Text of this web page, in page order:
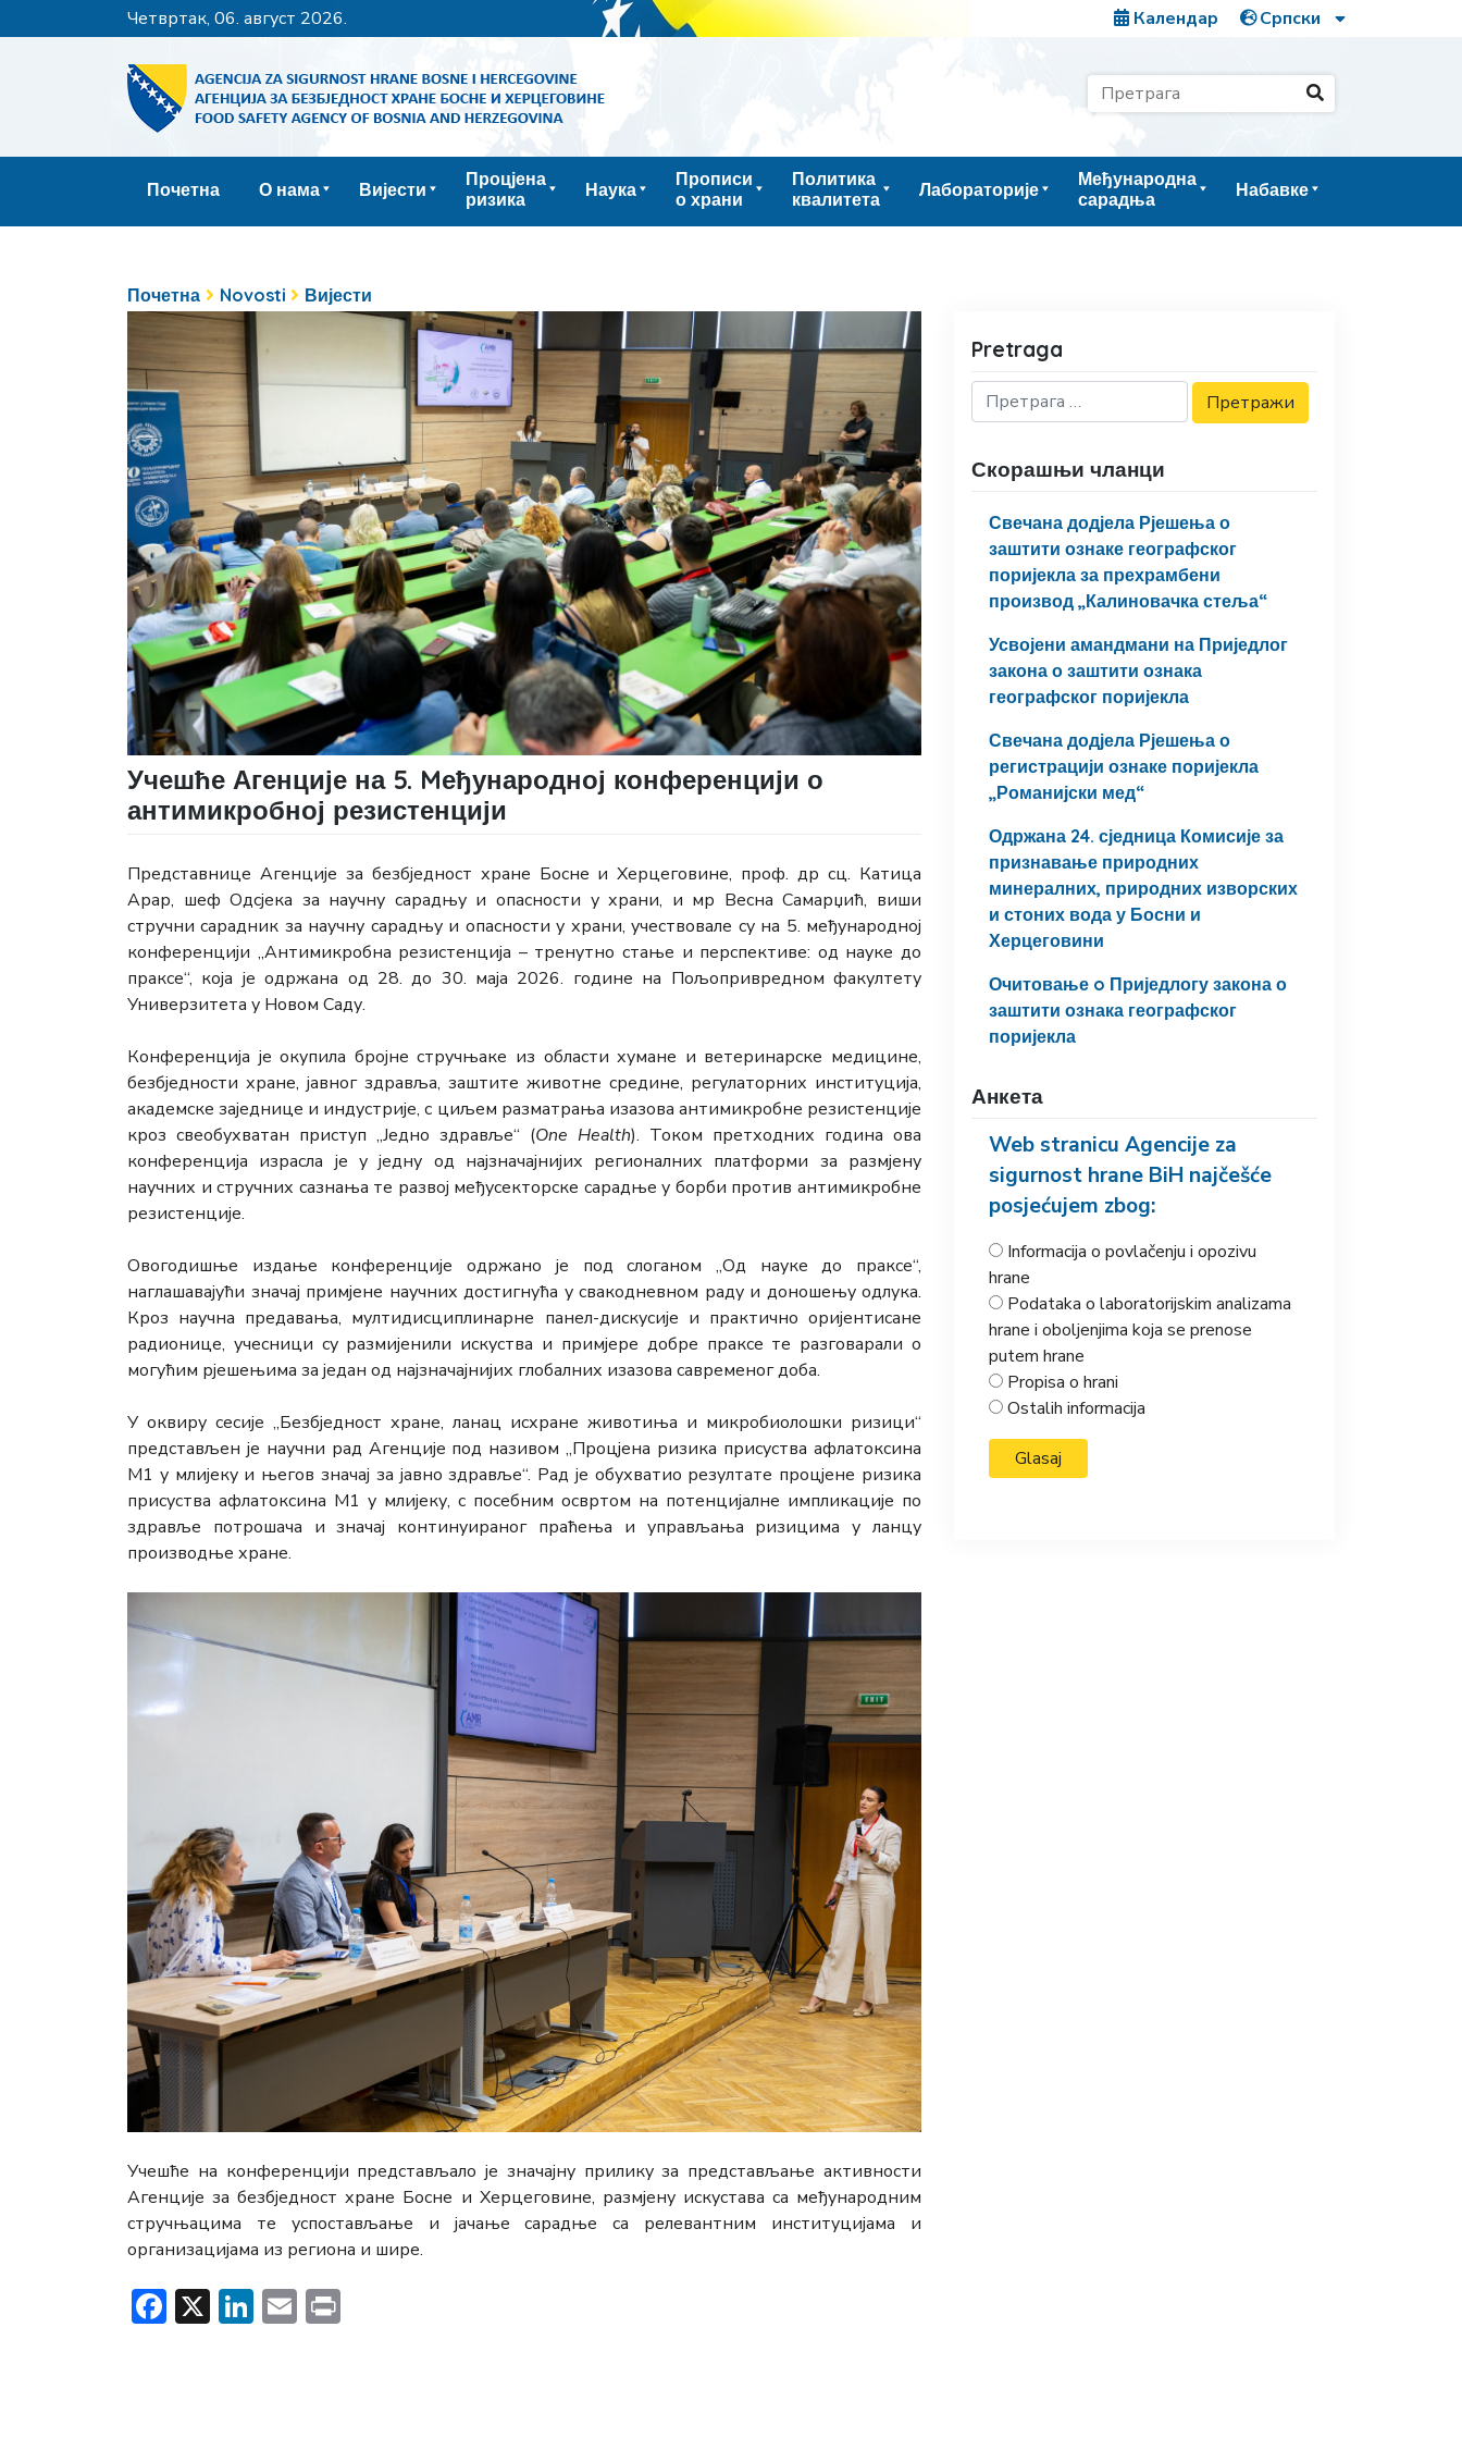
четвртак, 06. август 2026. Календар
Почетна О нама Вијести
Процјена
ризика
Наука
Прописи
о храни
Политика
квалитета
Лабораторије
Међународна
сарадња
Набавке
Почетна Novosti Вијести
Учешће Агенције на 5. Mеђународној конференцији о
антимикробној резистенцији
Представнице Агенције за безбједност хране Босне и Херцеговине, проф. др сц. Катица
Арар, шеф Одсјека за научну сарадњу и опасности у храни, и мр Весна Самарџић, виши
стручни сарадник за научну сарадњу и опасности у храни, учествовале су на 5. међународној
конференцији „Антимикробна резистенција – тренутно стање и перспективе: од науке до
праксе“, која је одржана од 28. до 30. маја 2026. године на Пољопривредном факултету
Универзитета у Новом Саду.
Конференција је окупила бројне стручњаке из области хумане и ветеринарске медицине,
безбједности хране, јавног здравља, заштите животне средине, регулаторних институција,
академске заједнице и индустрије, с циљем разматрања изазова антимикробне резистенције
кроз свеобухватан приступ „Једно здравље“ (One Health). Током претходних година ова
конференција израсла је у једну од најзначајнијих регионалних платформи за размјену
научних и стручних сазнања те развој међусекторске сарадње у борби против антимикробне
резистенције.
Овогодишње издање конференције одржано је под слоганом „Од науке до праксе“,
наглашавајући значај примјене научних достигнућа у свакодневном раду и доношењу одлука.
Кроз научна предавања, мултидисциплинарне панел-дискусије и практично оријентисане
радионице, учесници су размијенили искуства и примјере добре праксе те разговарали о
могућим рјешењима за један од најзначајнијих глобалних изазова савременог доба.
У оквиру сесије „Безбједност хране, ланац исхране животиња и микробиолошки ризици“
представљен је научни рад Агенције под називом „Процјена ризика присуства афлатоксина
М1 у млијеку и његов значај за јавно здравље“. Рад је обухватио резултате процјене ризика
присуства афлатоксина М1 у млијеку, с посебним освртом на потенцијалне импликације по
здравље потрошача и значај континуираног праћења и управљања ризицима у ланцу
производње хране.
Учешће на конференцији представљало је значајну прилику за представљање активности
Агенције за безбједност хране Босне и Херцеговине, размјену искустава са међународним
стручњацима те успостављање и јачање сарадње са релевантним институцијама и
организацијама из региона и шире.
Facebook
X LinkedIn
Email
Pretraga
Скорашњи чланци
Свечана додјела Рјешења о
заштити ознаке географског
поријекла за прехрамбени
производ „Калиновачка стеља“
Усвојени амандмани на Приједлог
закона о заштити ознака
географског поријекла
Свечана додјела Рјешења о
регистрацији ознаке поријекла
„Романијски мед“
Одржана 24. сједница Комисије за
признавање природних
минералних, природних изворских
и стоних вода у Босни и
Херцеговини
Очитовање o Приједлогу закона о
заштити ознака географског
поријекла
Анкета
Web stranicu Agencije za
sigurnost hrane BiH najčešće
posjećujem zbog:
Informacija o povlačenju i opozivu
hrane
Podataka o laboratorijskim analizama
hrane i oboljenjima koja se prenose
putem hrane
Propisa o hrani
Ostalih informacija